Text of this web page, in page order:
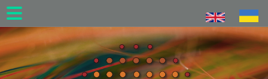
Перейти
до
основного
вмісту